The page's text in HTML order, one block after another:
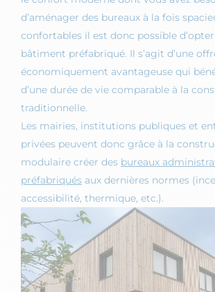
d’aménager des bureaux à la fois
confortables il est donc possible
bâtiment préfabriqué. Il s’agit d’une
économiquement avantageuse qui
d’une durée de vie comparable à la
traditionnelle.
Les mairies, institutions publiques et
privées peuvent donc grâce à la
modulaire créer des bureaux
préfabriqués aux dernières normes
accessibilité, thermique, etc.).